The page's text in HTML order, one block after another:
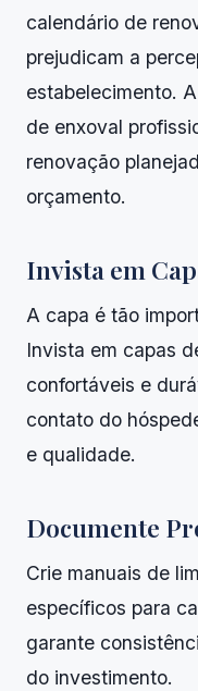
calendário de
prejudicam a
estabelecimento.
de enxoval
renovação
orçamento.
Invista em
A capa é tão
Invista em capas
confortáveis e
contato do
e qualidade.
Documente
Crie manuais de
específicos para
garante
do investimento.